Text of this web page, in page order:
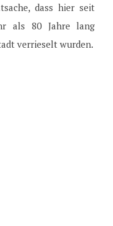
dass hier seit
als 80 Jahre lang
verrieselt wurden.